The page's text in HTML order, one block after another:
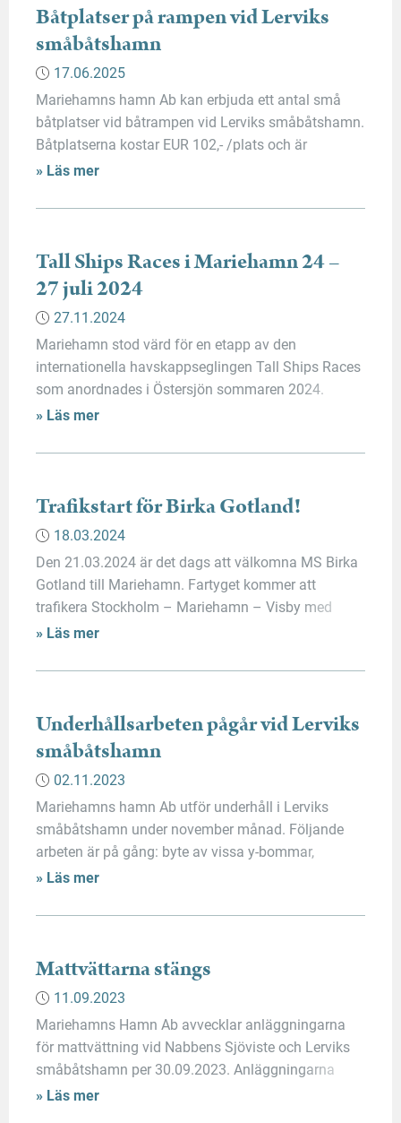
Båtplatser på rampen vid Lerviks
småbåtshamn
17.06.2025
Mariehamns hamn Ab kan erbjuda ett antal små
båtplatser vid båtrampen vid Lerviks småbåtshamn.
Båtplatserna kostar EUR 102,- /plats och är
numrerade mellan 1-7. Platserna lämpar sig främst
land för hand. Uthyrningen sker på samma sätt som
för […]
» Läs mer
Tall Ships Races i Mariehamn 24 –
27 juli 2024
27.11.2024
Mariehamn stod värd för en etapp av den
internationella havskappseglingen Tall Ships Races
som anordnades i Östersjön sommaren 2024.
Evenemanget i Mariehamn gick av stapeln mellan
evenemanget kan man gå in
som var på väg till Mariehamn listas här:
company-two-turku-to-mariehamn/.
» Läs mer
Trafikstart för Birka Gotland!
18.03.2024
Den 21.03.2024 är det dags att välkomna MS Birka
Gotland till Mariehamn. Fartyget kommer att
trafikera Stockholm – Mariehamn – Visby med
regelbundna intervaller. Även andra kryssningar i
sker via hamnterminalen i Mariehamn. Läs mer på
» Läs mer
Underhållsarbeten pågår vid Lerviks
småbåtshamn
02.11.2023
Mariehamns hamn Ab utför underhåll i Lerviks
småbåtshamn under november månad. Följande
arbeten är på gång: byte av vissa y-bommar,
utläggning av nya kättingar och vikter, träarbete på
landgångarna ut till bryggorna. Det kommer att vara
Det är även begränsad framkomlighet ut till […]
» Läs mer
Mattvättarna stängs
11.09.2023
Mariehamns Hamn Ab avvecklar anläggningarna
för mattvättning vid Nabbens Sjöviste och Lerviks
småbåtshamn per 30.09.2023. Anläggningarna
kommer att demonteras efter säsongens slut.
» Läs mer